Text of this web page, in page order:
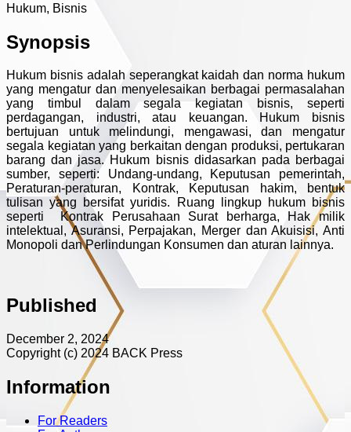
Hukum, Bisnis
Synopsis
Hukum bisnis adalah seperangkat kaidah dan norma hukum
yang mengatur dan menyelesaikan berbagai permasalahan
yang timbul dalam segala kegiatan bisnis, seperti
perdagangan, industri, atau keuangan. Hukum bisnis
bertujuan untuk melindungi, mengawasi, dan mengatur
segala kegiatan yang berkaitan dengan produksi, pertukaran
barang dan jasa. Hukum bisnis didasarkan pada berbagai
sumber, seperti: Undang-undang, Keputusan pemerintah,
Peraturan-peraturan, Kontrak, Keputusan hakim, bentuk
tulisan yang bersifat yuridis. Ruang lingkup hukum bisnis
seperti Kontrak Perusahaan Surat berharga, Hak milik
intelektual, Asuransi, Perpajakan, Merger dan Akuisisi, Anti
Monopoli dan Perlindungan Konsumen dan aturan lainnya.
Published
December 2, 2024
Copyright (c) 2024 BACK Press
Information
For Readers